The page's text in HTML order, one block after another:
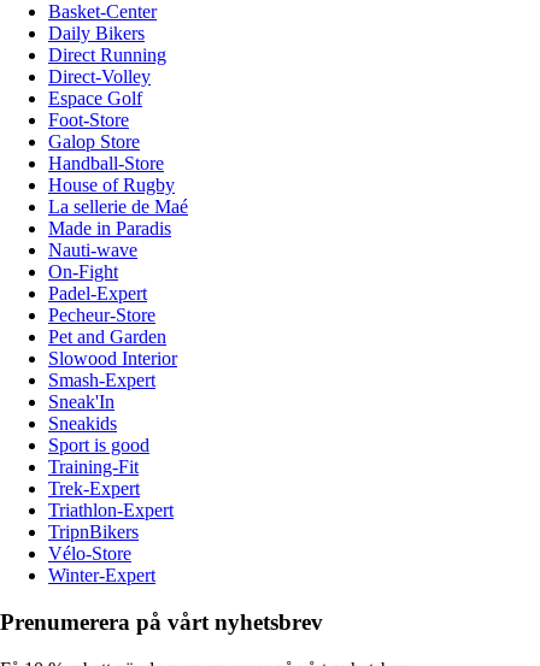
Basket-Center
Daily Bikers
Direct Running
Direct-Volley
Espace Golf
Foot-Store
Galop Store
Handball-Store
House of Rugby
La sellerie de Maé
Made in Paradis
Nauti-wave
On-Fight
Padel-Expert
Pecheur-Store
Pet and Garden
Slowood Interior
Smash-Expert
Sneak'In
Sneakids
Sport is good
Training-Fit
Trek-Expert
Triathlon-Expert
TripnBikers
Vélo-Store
Winter-Expert
Prenumerera på vårt nyhetsbrev